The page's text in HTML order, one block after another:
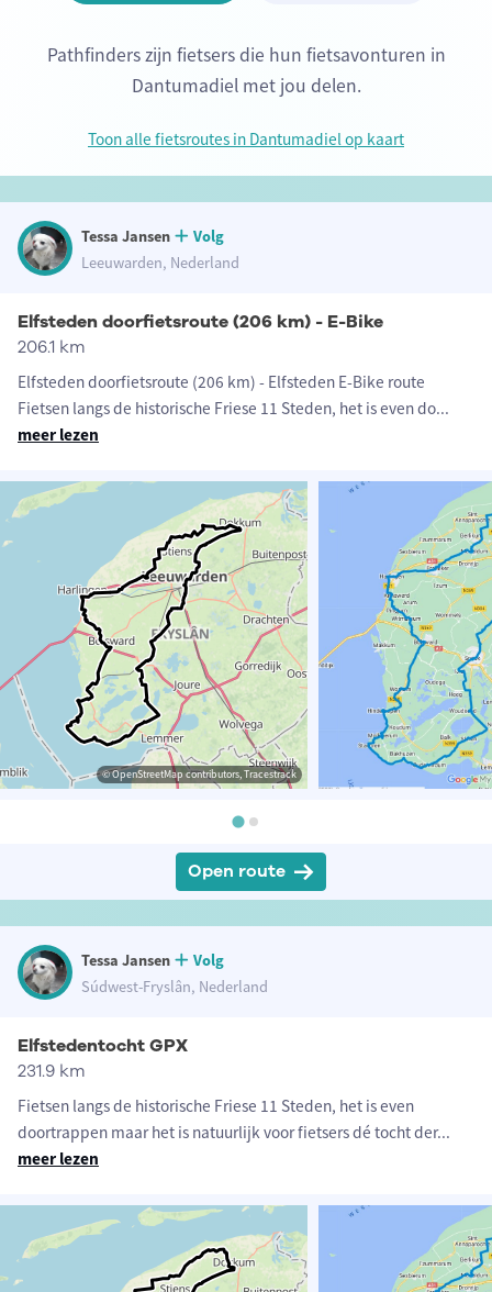
Pathfinders zijn fietsers die hun fietsavonturen in
Dantumadiel met jou delen.
Toon alle fietsroutes in Dantumadiel op kaart
Tessa Jansen
Volg
Leeuwarden, Nederland
Elfsteden doorfietsroute (206 km) - E-Bike
206.1 km
Elfsteden doorfietsroute (206 km) - Elfsteden E-Bike route
Fietsen langs de historische Friese 11 Steden, het is even do...
meer lezen
© OpenStreetMap contributors, Tracestrack
Open route
Tessa Jansen
Volg
Súdwest-Fryslân, Nederland
Elfstedentocht GPX
231.9 km
Fietsen langs de historische Friese 11 Steden, het is even
doortrappen maar het is natuurlijk voor fietsers dé tocht der...
meer lezen